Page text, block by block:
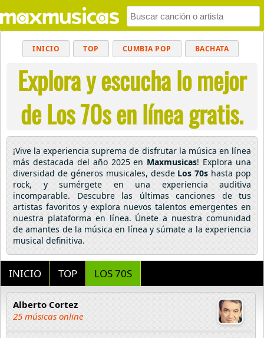
INICIO TOP CUMBIA POP BACHATA
POP MUSICA CRISTIANA REGGAETON
BALADAS ALTERNATIVO ELECTRÓNICA
CUMBIAS
Explora y escucha lo mejor
de Los 70s en línea gratis.
¡Vive la experiencia suprema de disfrutar la música en línea
más destacada del año 2025 en Maxmusicas! Explora una
diversidad de géneros musicales, desde Los 70s hasta pop
rock, y sumérgete en una experiencia auditiva
incomparable. Descubre las últimas canciones de tus
artistas favoritos y explora nuevos talentos emergentes en
nuestra plataforma en línea. Únete a nuestra comunidad
de amantes de la música en línea y súmate a la experiencia
musical definitiva.
INICIO TOP LOS 70S
Alberto Cortez
25 músicas online